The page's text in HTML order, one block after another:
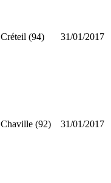
Créteil (94) 31/01/2017
Chaville (92) 31/01/2017